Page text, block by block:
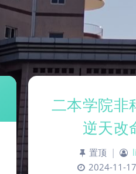
二本学院非
逆天改
置顶 |
2024-11-